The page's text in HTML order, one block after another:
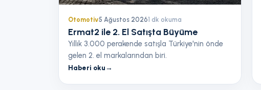
Otomotiv5 Ağustos 20261 dk okuma
Ermat2 ile 2. El Satışta Büyüme
Yıllık 3.000 perakende satışla Türkiye'nin önde
gelen 2. el markalarından biri.
Haberi oku→